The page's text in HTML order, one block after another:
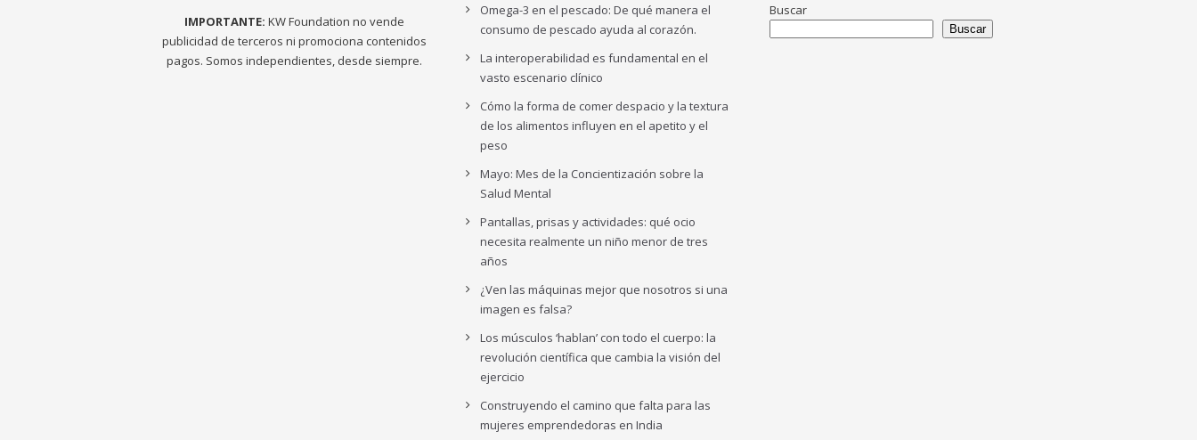
IMPORTANTE: KW Foundation no vende
publicidad de terceros ni promociona contenidos
pagos. Somos independientes, desde siempre.
Omega-3 en el pescado: De qué manera el
consumo de pescado ayuda al corazón.
La interoperabilidad es fundamental en el
vasto escenario clínico
Cómo la forma de comer despacio y la textura
de los alimentos influyen en el apetito y el
peso
Mayo: Mes de la Concientización sobre la
Salud Mental
Pantallas, prisas y actividades: qué ocio
necesita realmente un niño menor de tres
años
¿Ven las máquinas mejor que nosotros si una
imagen es falsa?
Los músculos ‘hablan’ con todo el cuerpo: la
revolución científica que cambia la visión del
ejercicio
Construyendo el camino que falta para las
mujeres emprendedoras en India
Buscar
Buscar